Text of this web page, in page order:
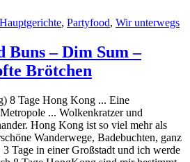
Hauptgerichte, Partyfood, Wir unterwegs
Buns – Dim Sum –
Brötchen
8 Tage Hong Kong ... Eine
... Wolkenkratzer und
Hong Kong ist so viel mehr als
Wanderwege, Badebuchten, ganz
Tage in einer Großstadt und ich werde